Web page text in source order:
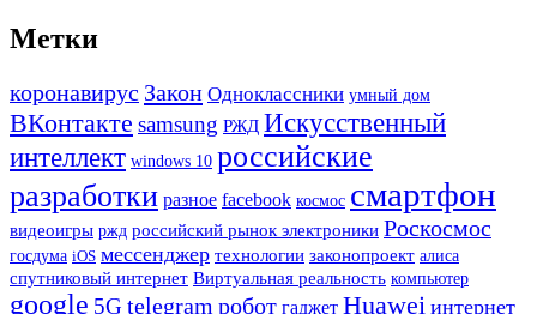
Метки
коронавирус Закон Одноклассники умный дом
ВКонтакте samsung РЖД Искусственный
интеллект windows 10 российские
разработки разное facebook космос смартфон
видеоигры ржд российский рынок электроники Роскосмос
госдума iOS мессенджер технологии законопроект алиса
спутниковый интернет Виртуальная реальность компьютер
google 5G telegram робот гаджет Huawei интернет